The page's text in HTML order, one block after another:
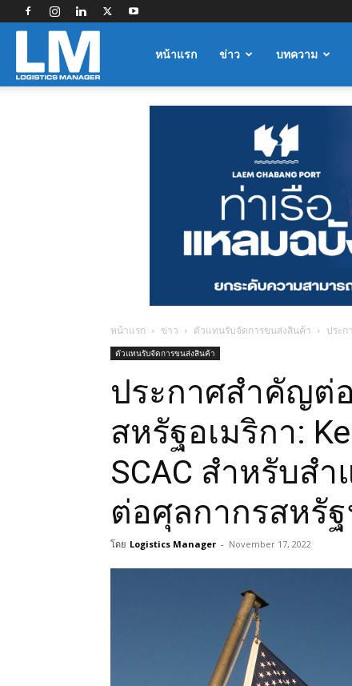
Logisticsหน้าแรก ข่าว บทความ
หน้าแรก ข่าว ตัวแทนรับจัดการขนส่งสินค้า ประ
ตัวแทนรับจัดการขนส่งสินค้า
ประกาศสำคัญต่
สหรัฐอเมริกา:
SCAC สำหรับส
ต่อศุลกากรสหรัฐ
โดย Logistics Manager - November 17, 2022